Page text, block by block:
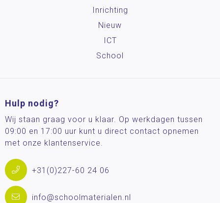
Inrichting
Nieuw
ICT
School
Hulp nodig?
Wij staan graag voor u klaar. Op werkdagen tussen
09:00 en 17:00 uur kunt u direct contact opnemen
met onze klantenservice.
+31(0)227-60 24 06
info@schoolmaterialen.nl